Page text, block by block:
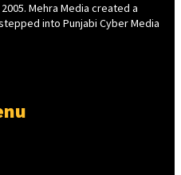
Mehra Media created a
into Punjabi Cyber Media